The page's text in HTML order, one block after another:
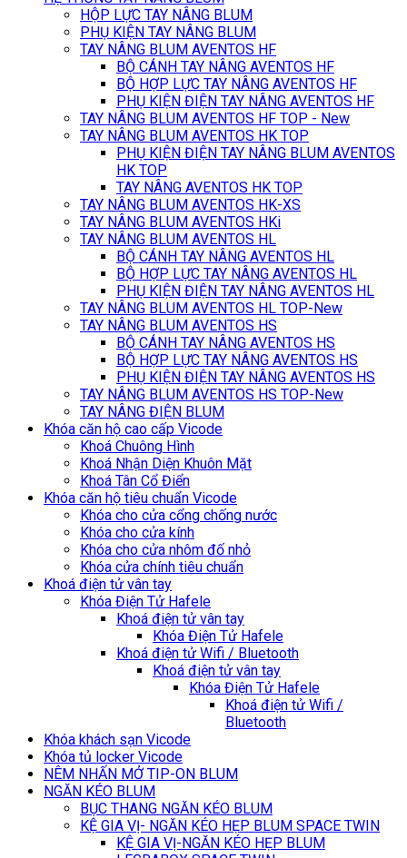
HỘP LỰC TAY NÂNG BLUM
PHỤ KIỆN TAY NÂNG BLUM
TAY NÂNG BLUM AVENTOS HF
BỘ CÁNH TAY NÂNG AVENTOS HF
BỘ HỢP LỰC TAY NÂNG AVENTOS HF
PHỤ KIỆN ĐIỆN TAY NÂNG AVENTOS HF
TAY NÂNG BLUM AVENTOS HF TOP - New
TAY NÂNG BLUM AVENTOS HK TOP
PHỤ KIỆN ĐIỆN TAY NÂNG BLUM AVENTOS
HK TOP
TAY NÂNG AVENTOS HK TOP
TAY NÂNG BLUM AVENTOS HK-XS
TAY NÂNG BLUM AVENTOS HKi
TAY NÂNG BLUM AVENTOS HL
BỘ CÁNH TAY NÂNG AVENTOS HL
BỘ HỢP LỰC TAY NÂNG AVENTOS HL
PHỤ KIỆN ĐIỆN TAY NÂNG AVENTOS HL
TAY NÂNG BLUM AVENTOS HL TOP-New
TAY NÂNG BLUM AVENTOS HS
BỘ CÁNH TAY NÂNG AVENTOS HS
BỘ HỢP LỰC TAY NÂNG AVENTOS HS
PHỤ KIỆN ĐIỆN TAY NÂNG AVENTOS HS
TAY NÂNG BLUM AVENTOS HS TOP-New
TAY NÂNG ĐIỆN BLUM
Khóa căn hộ cao cấp Vicode
Khoá Chuông Hình
Khoá Nhận Diện Khuôn Mặt
Khoá Tân Cổ Điển
Khóa căn hộ tiêu chuẩn Vicode
Khóa cho cửa cổng chống nước
Khóa cho cửa kính
Khóa cho cửa nhôm đố nhỏ
Khóa cửa chính tiêu chuẩn
Khoá điện tử vân tay
Khóa Điện Tử Hafele
Khoá điện tử vân tay
Khóa Điện Tử Hafele
Khoá điện tử Wifi / Bluetooth
Khoá điện tử vân tay
Khóa Điện Tử Hafele
Khoá điện tử Wifi /
Bluetooth
Khóa khách sạn Vicode
Khóa tủ locker Vicode
NÊM NHẤN MỞ TIP-ON BLUM
NGĂN KÉO BLUM
BỤC THANG NGĂN KÉO BLUM
KỆ GIA VỊ- NGĂN KÉO HẸP BLUM SPACE TWIN
KỆ GIA VỊ-NGĂN KÉO HẸP BLUM